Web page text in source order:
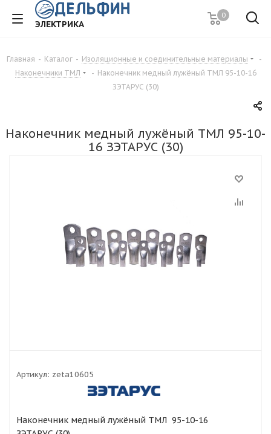
ЭЛЕКТРИКА
0
Главная - Каталог - Изоляционные и соединительные материалы
-
Наконечники ТМЛ
- Наконечник медный лужёный ТМЛ 95-10-16
ЗЭТАРУС (30)
Наконечник медный лужёный ТМЛ 95-10-
16 ЗЭТАРУС (30)
Артикул: zeta10605
Наконечник медный лужёный ТМЛ 95-10-16